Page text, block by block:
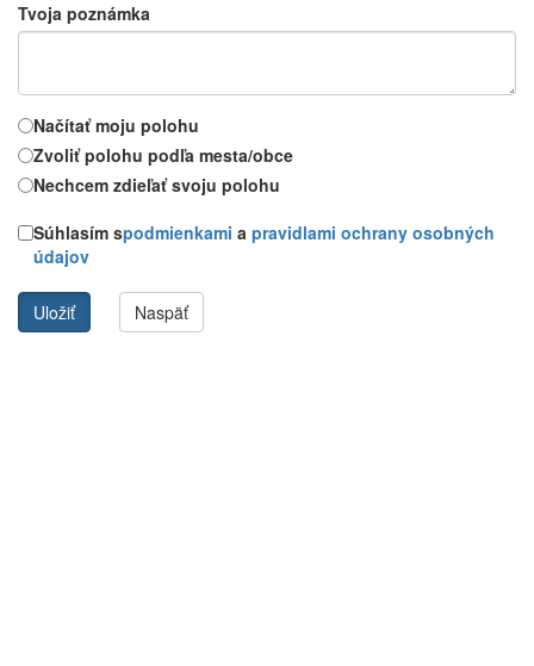
Tvoja poznámka
Načítať moju polohu
Zvoliť polohu podľa mesta/obce
Nechcem zdieľať svoju polohu
Súhlasím spodmienkami a pravidlami ochrany osobných
údajov
Uložiť Naspäť